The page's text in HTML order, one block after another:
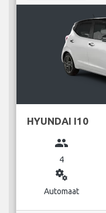
HYUNDAI I10
group
4
miscellaneous_services
Automaat